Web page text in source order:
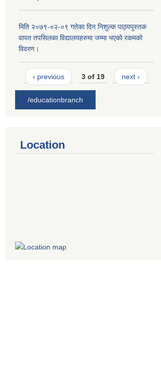
मिति २०७९-०२-०९ गतेका दिन निशुल्क पाठ्यपुस्तक
वापत तपसिलका विद्यालयहरुमा जम्मा भएको रकमको
विवरण।
‹ previous 3 of 19 next ›
/educationbranch
Location